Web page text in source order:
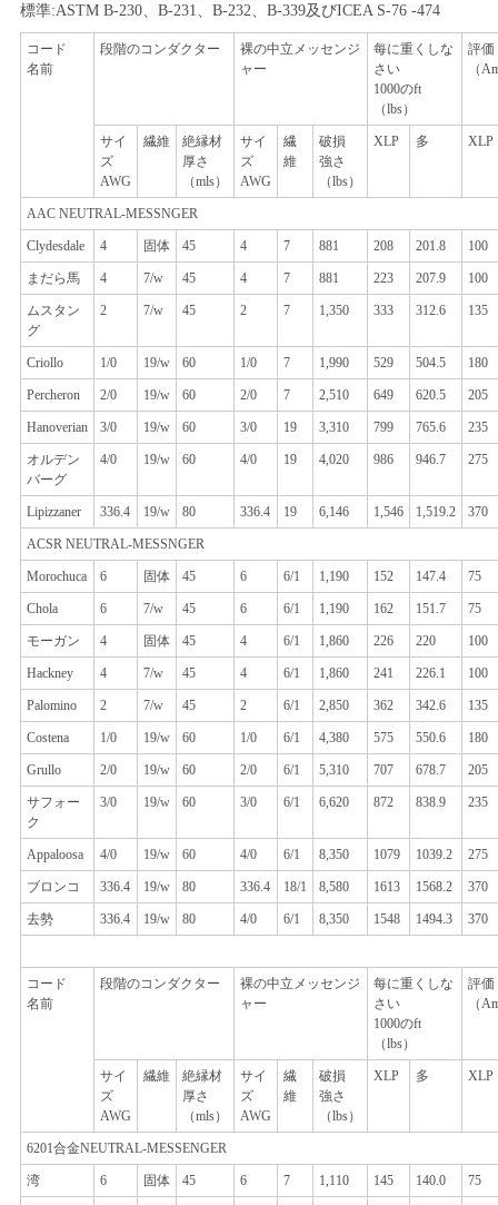
標準:ASTM B-230、B-231、B-232、B-339及びICEA S-76 -474
コード
名前
段階のコンダクター
裸の中立メッセンジ
ャー
每に重くしな
さい
1000のft
（lbs）
評価
（
サイ
ズ
AWG
繊維
絶縁材
厚さ
（mls）
サイ
ズ
AWG
繊
維
破損
強さ
（lbs）
XLP 多 XLP
AAC NEUTRAL-MESSNGER
Clydesdale 4 固体 45 4 7 881 208 201.8 100
まだら馬 4 7/w 45 4 7 881 223 207.9 100
ムスタン
グ
2 7/w 45 2 7 1,350 333 312.6 135
Criollo 1/0 19/w 60 1/0 7 1,990 529 504.5 180
Percheron 2/0 19/w 60 2/0 7 2,510 649 620.5 205
Hanoverian 3/0 19/w 60 3/0 19 3,310 799 765.6 235
オルデン
バーグ
4/0 19/w 60 4/0 19 4,020 986 946.7 275
Lipizzaner 336.4 19/w 80 336.4 19 6,146 1,546 1,519.2 370
ACSR NEUTRAL-MESSNGER
Morochuca 6 固体 45 6 6/1 1,190 152 147.4 75
Chola 6 7/w 45 6 6/1 1,190 162 151.7 75
モーガン 4 固体 45 4 6/1 1,860 226 220 100
Hackney 4 7/w 45 4 6/1 1,860 241 226.1 100
Palomino 2 7/w 45 2 6/1 2,850 362 342.6 135
Costena 1/0 19/w 60 1/0 6/1 4,380 575 550.6 180
Grullo 2/0 19/w 60 2/0 6/1 5,310 707 678.7 205
サフォー
ク
3/0 19/w 60 3/0 6/1 6,620 872 838.9 235
Appaloosa 4/0 19/w 60 4/0 6/1 8,350 1079 1039.2 275
ブロンコ 336.4 19/w 80 336.4 18/1 8,580 1613 1568.2 370
去勢 336.4 19/w 80 4/0 6/1 8,350 1548 1494.3 370
コード
名前
段階のコンダクター
裸の中立メッセンジ
ャー
每に重くしな
さい
1000のft
（lbs）
評価
（
サイ
ズ
AWG
繊維
絶縁材
厚さ
（mls）
サイ
ズ
AWG
繊
維
破損
強さ
（lbs）
XLP 多 XLP
6201合金NEUTRAL-MESSENGER
湾 6 固体 45 6 7 1,110 145 140.0 75